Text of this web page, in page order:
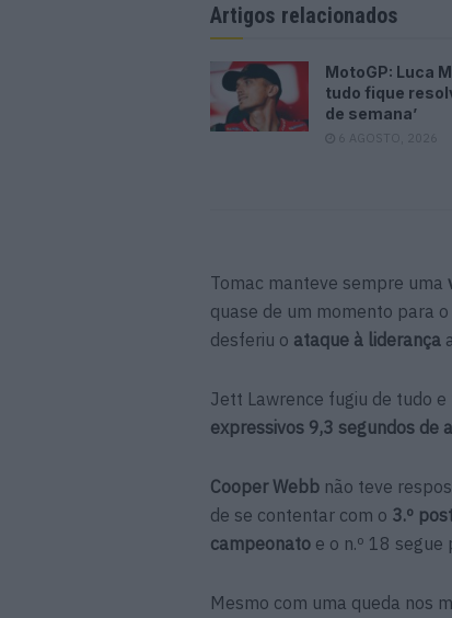
Artigos relacionados
MotoGP: Luca
tudo fique
de semana’
6 AGOSTO, 2026
Tomac manteve sempre uma
quase de um momento para
desferiu o ataque à liderança
Jett Lawrence fugiu de tudo
expressivos 9,3 segundos de
Cooper Webb não teve
de se contentar com o 3.º
campeonato e o n.º 18
Mesmo com uma queda nos